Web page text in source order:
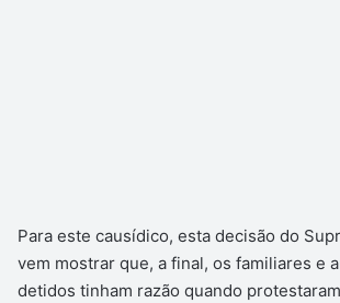
Para este causídico, esta decisão do
vem mostrar que, a final, os familiares e
detidos tinham razão quando